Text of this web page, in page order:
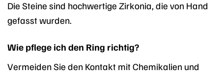
Die Steine sind hochwertige Zirkonia, die von Hand
gefasst wurden.
Wie pflege ich den Ring richtig?
Vermeiden Sie den Kontakt mit Chemikalien und